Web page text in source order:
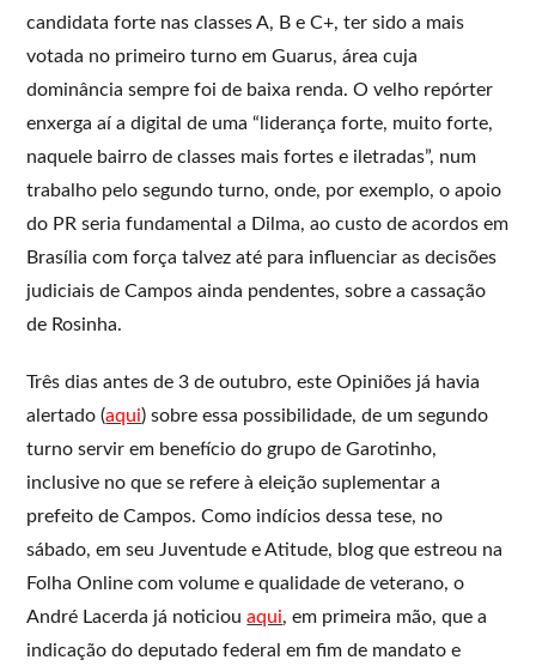
candidata forte nas classes A, B e C+, ter sido a mais
votada no primeiro turno em Guarus, área cuja
dominância sempre foi de baixa renda. O velho repórter
enxerga aí a digital de uma “liderança forte, muito forte,
naquele bairro de classes mais fortes e iletradas”, num
trabalho pelo segundo turno, onde, por exemplo, o apoio
do PR seria fundamental a Dilma, ao custo de acordos em
Brasília com força talvez até para influenciar as decisões
judiciais de Campos ainda pendentes, sobre a cassação
de Rosinha.
Três dias antes de 3 de outubro, este Opiniões já havia
alertado (aqui) sobre essa possibilidade, de um segundo
turno servir em benefício do grupo de Garotinho,
inclusive no que se refere à eleição suplementar a
prefeito de Campos. Como indícios dessa tese, no
sábado, em seu Juventude e Atitude, blog que estreou na
Folha Online com volume e qualidade de veterano, o
André Lacerda já noticiouaqui, em primeira mão, que a
indicação do deputado federal em fim de mandato e